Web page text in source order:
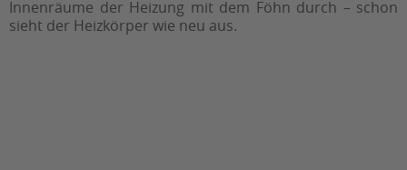
Innenräume der Heizung mit dem Föhn durch – schon
sieht der Heizkörper wie neu aus.